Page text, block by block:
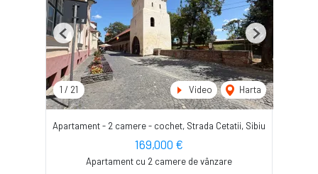
1 / 21 Video Harta
Previous Next
Apartament - 2 camere - cochet, Strada Cetatii, Sibiu
169,000 €
Apartament cu 2 camere de vânzare